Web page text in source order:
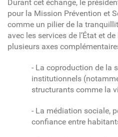
Durant cet échange, le
pour la Mission Prévention et
comme un pilier de la
avec les services de l’État et
plusieurs axes
- La coproduction de la
institutionnels
structurants comme la
- La médiation sociale,
confiance entre